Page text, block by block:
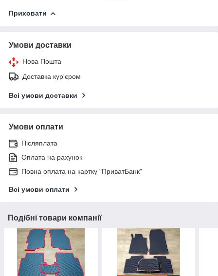
Приховати
Умови доставки
Нова Пошта
Доставка кур'єром
Всі умови доставки
Умови оплати
Післяплата
Оплата на рахунок
Повна оплата на картку "ПриватБанк"
Всі умови оплати
Подібні товари компанії